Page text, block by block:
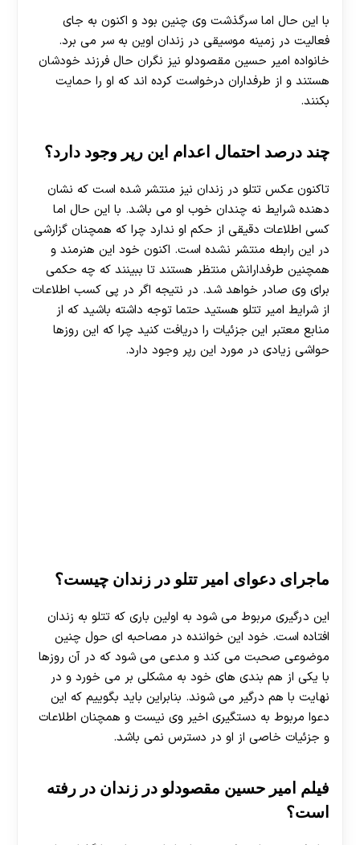
با این حال اما سرگذشت وی چنین بود و اکنون به جای
فعالیت در زمینه موسیقی در زندان اوین به سر می برد.
خانواده امیر حسین مقصودلو نیز نگران حال فرزند خودشان
هستند و از طرفداران درخواست کرده اند که او را حمایت
بکنند.
چند درصد احتمال اعدام این رپر وجود دارد؟
تاکنون عکس تتلو در زندان نیز منتشر شده است که نشان
دهنده شرایط نه چندان خوب او می باشد. با این حال اما
کسی اطلاعات دقیقی از حکم او ندارد چرا که همچنان گزارشی
در این رابطه منتشر نشده است. اکنون خود این هنرمند و
همچنین طرفدارانش منتظر هستند تا ببینند که چه حکمی
برای وی صادر خواهد شد. در نتیجه اگر در پی کسب اطلاعات
از شرایط امیر تتلو هستید حتما توجه داشته باشید که از
منابع معتبر این جزئیات را دریافت کنید چرا که این روزها
حواشی زیادی در مورد این رپر وجود دارد.
ماجرای دعوای امیر تتلو در زندان چیست؟
این درگیری مربوط می شود به اولین باری که تتلو به زندان
افتاده است. خود این خواننده در مصاحبه ای حول چنین
موضوعی صحبت می کند و مدعی می شود که در آن روزها
با یکی از هم بندی های خود به مشکلی بر می خورد و در
نهایت با هم درگیر می شوند. بنابراین باید بگوییم که این
دعوا مربوط به دستگیری اخیر وی نیست و همچنان اطلاعات
و جزئیات خاصی از او در دسترس نمی باشد.
فیلم امیر حسین مقصودلو در زندان در رفته
است؟